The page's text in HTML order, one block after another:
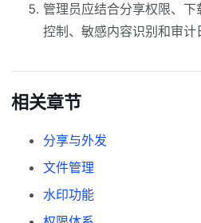
管理员应结合分享权限、
控制、敏感内容识别和审计
相关章节
分享与外发
文件管理
水印功能